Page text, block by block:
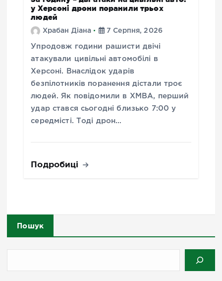
у Херсоні дрони поранили трьох
людей
Храбан Діана 7 Серпня, 2026
Упродовж години рашисти двічі
атакували цивільні автомобілі в
Херсоні. Внаслідок ударів
безпілотників поранення дістали троє
людей. Як повідомили в ХМВА, перший
удар стався сьогодні близько 7:00 у
середмісті. Тоді дрон…
Подробиці
Пошук